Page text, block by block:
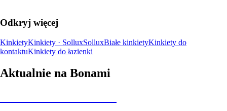
Odkryj więcej
KinkietyKinkiety · SolluxSolluxBiałe kinkietyKinkiety do
kontaktuKinkiety do łazienki
Aktualnie na Bonami